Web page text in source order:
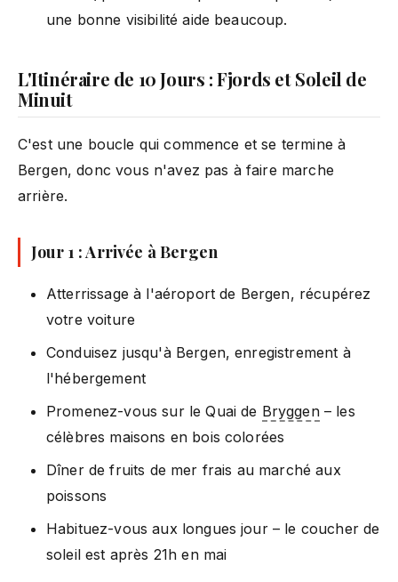
une bonne visibilité aide beaucoup.
L'Itinéraire de 10 Jours : Fjords et Soleil de
Minuit
C'est une boucle qui commence et se termine à
Bergen, donc vous n'avez pas à faire marche
arrière.
Jour 1 : Arrivée à Bergen
Atterrissage à l'aéroport de Bergen, récupérez
votre voiture
Conduisez jusqu'à Bergen, enregistrement à
l'hébergement
Promenez-vous sur le Quai de Bryggen– les
célèbres maisons en bois colorées
Dîner de fruits de mer frais au marché aux
poissons
Habituez-vous aux longues jour – le coucher de
soleil est après 21h en mai